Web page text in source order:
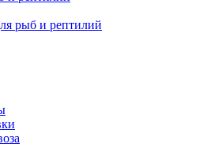
рыб и рептилий